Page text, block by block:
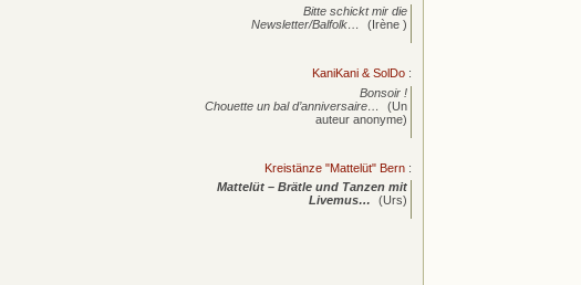
Bitte schickt mir die
Newsletter/Balfolk…
(Irène )
KaniKani & SolDo :
Bonsoir !
Chouette un bal d’anniversaire…
(Un
auteur anonyme)
Kreistänze "Mattelüt" Bern :
Mattelüt – Brätle und Tanzen mit
Livemus…
(Urs)